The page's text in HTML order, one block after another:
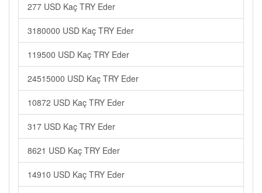
277 USD Kaç TRY Eder
3180000 USD Kaç TRY Eder
119500 USD Kaç TRY Eder
24515000 USD Kaç TRY Eder
10872 USD Kaç TRY Eder
317 USD Kaç TRY Eder
8621 USD Kaç TRY Eder
14910 USD Kaç TRY Eder